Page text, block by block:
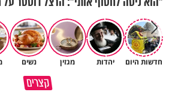
חדשות היום יהדות מגזין נשים
קצריםמאילו אנשים כדאי לך להיזהר?